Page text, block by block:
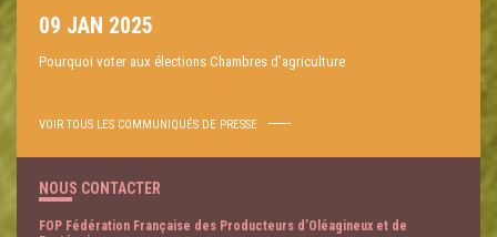
09 JAN 2025
Pourquoi voter aux élections Chambres d’agriculture
VOIR TOUS LES COMMUNIQUÉS DE PRESSE
NOUS CONTACTER
FOP Fédération Française des Producteurs d’Oléagineux et de